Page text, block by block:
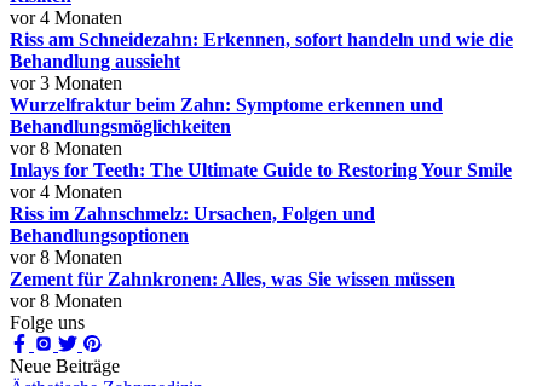
vor 4 Monaten
Riss am Schneidezahn: Erkennen, sofort handeln und wie die
Behandlung aussieht
vor 3 Monaten
Wurzelfraktur beim Zahn: Symptome erkennen und
Behandlungsmöglichkeiten
vor 8 Monaten
Inlays for Teeth: The Ultimate Guide to Restoring Your Smile
vor 4 Monaten
Riss im Zahnschmelz: Ursachen, Folgen und
Behandlungsoptionen
vor 8 Monaten
Zement für Zahnkronen: Alles, was Sie wissen müssen
vor 8 Monaten
Folge uns
Neue Beiträge